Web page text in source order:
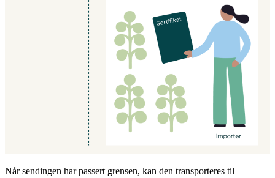
Når sendingen har passert grensen, kan den transporteres til